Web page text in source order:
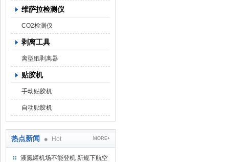
维萨拉检测仪
CO2检测仪
剥离工具
离型纸剥离器
贴胶机
手动贴胶机
自动贴胶机
热点新闻 Hot MORE+
液氮罐机场不能登机 新规下航空